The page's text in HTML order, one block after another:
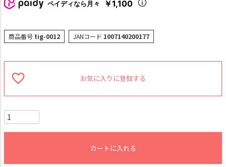
ペイディなら月々 ￥1,100
商品番号 tig-0012 JANコード 1007140200177
お気に入りに登録する
カートに入れる